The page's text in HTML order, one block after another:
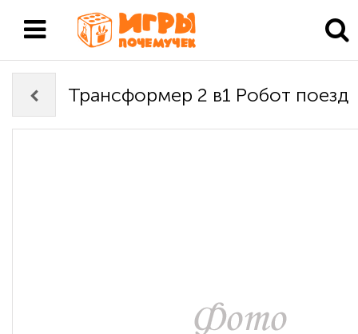
Трансформер 2 в1 Робот поезд